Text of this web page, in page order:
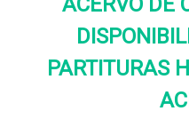
PARTITURAS